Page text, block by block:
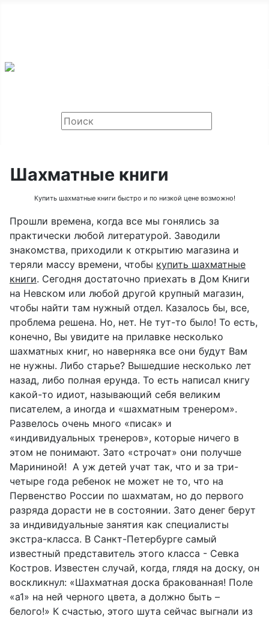
Шахматные книги
Купить шахматные книги быстро и по низкой цене возможно!
Прошли времена, когда все мы гонялись за
практически любой литературой. Заводили
знакомства, приходили к открытию магазина и
теряли массу времени, чтобы купить шахматные
книги. Сегодня достаточно приехать в Дом Книги
на Невском или любой другой крупный магазин,
чтобы найти там нужный отдел. Казалось бы, все,
проблема решена. Но, нет. Не тут-то было! То есть,
конечно, Вы увидите на прилавке несколько
шахматных книг, но наверняка все они будут Вам
не нужны. Либо старье? Вышедшие несколько лет
назад, либо полная ерунда. То есть написал книгу
какой-то идиот, называющий себя великим
писателем, а иногда и «шахматным тренером».
Развелось очень много «писак» и
«индивидуальных тренеров», которые ничего в
этом не понимают. Зато «строчат» они получше
Марининой! А уж детей учат так, что и за три-
четыре года ребенок не может не то, что на
Первенство России по шахматам, но до первого
разряда дорасти не в состоянии. Зато денег берут
за индивидуальные занятия как специалисты
экстра-класса. В Санкт-Петербурге самый
известный представитель этого класса - Севка
Костров. Известен случай, когда, глядя на доску, он
воскликнул: «Шахматная доска бракованная! Поле
«а1» на ней черного цвета, а должно быть –
белого!» К счастью, этого шута сейчас выгнали из